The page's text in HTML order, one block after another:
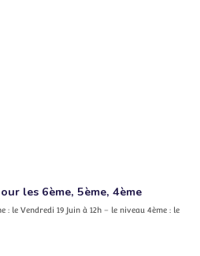
les 6ème, 5ème, 4ème
le Vendredi 19 Juin à 12h – le niveau 4ème : le